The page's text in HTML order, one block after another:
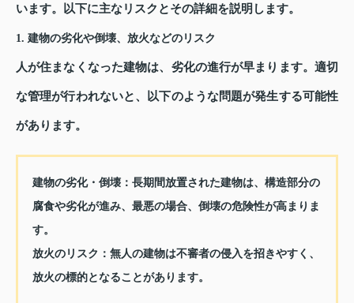
います。以下に主なリスクとその詳細を説明します。
1. 建物の劣化や倒壊、放火などのリスク
人が住まなくなった建物は、劣化の進行が早まります。適切
な管理が行われないと、以下のような問題が発生する可能性
があります。
建物の劣化・倒壊： 長期間放置された建物は、構造部分の
腐食や劣化が進み、最悪の場合、倒壊の危険性が高まりま
す。
放火のリスク： 無人の建物は不審者の侵入を招きやすく、
放火の標的となることがあります。